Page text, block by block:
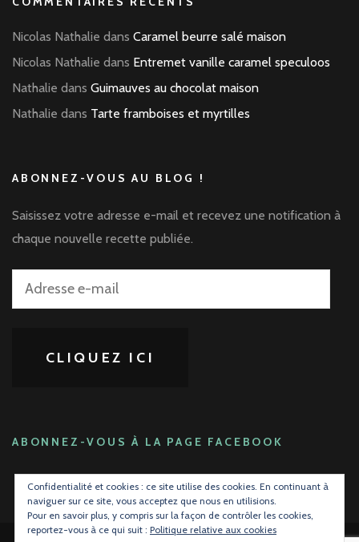
Nicolas Nathalie dans Caramel beurre salé maison
Nicolas Nathalie dans Entremet vanille caramel speculoos
Nathalie dans Guimauves au chocolat maison
Nathalie dans Tarte framboises et myrtilles
ABONNEZ-VOUS AU BLOG !
Saisissez votre adresse e-mail et recevez une notification à
chaque nouvelle recette publiée.
Adresse
CLIQUEZ ICI
ABONNEZ-VOUS À LA PAGE FACEBOOK
Confidentialité et cookies : ce site utilise des cookies. En continuant à
naviguer sur ce site, vous acceptez que nous en utilisions.
Pour en savoir plus, y compris sur la façon de contrôler les cookies,
reportez-vous à ce qui suit : Politique relative aux cookies